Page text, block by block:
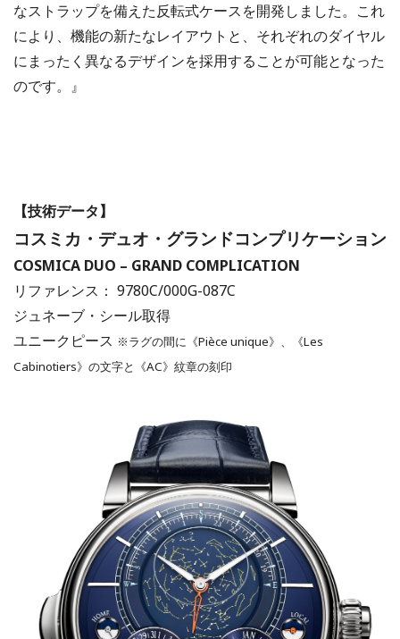
なストラップを備えた反転式ケースを開発しました。これ
により、機能の新たなレイアウトと、それぞれのダイヤル
にまったく異なるデザインを採用することが可能となった
のです。』
【技術データ】
コスミカ・デュオ・グランドコンプリケーション
COSMICA DUO – GRAND COMPLICATION
リファレンス： 9780C/000G-087C
ジュネーブ・シール取得
ユニークピース ※ラグの間に《Pièce unique》、《Les
Cabinotiers》の文字と《AC》紋章の刻印